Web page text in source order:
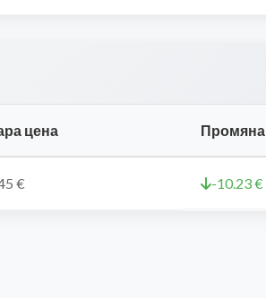
цена Промяна
€ -10.23 €